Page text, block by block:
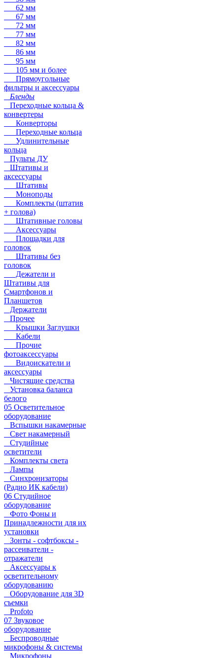
62 мм
67 мм
72 мм
77 мм
82 мм
86 мм
95 мм
105 мм и более
Прямоугольные
фильтры и аксессуары
Бленды
Переходные кольца &
конвертеры
Конверторы
Переходные кольца
Удлинительные
кольца
Пульты ДУ
Штативы и
аксессуары
Штативы
Моноподы
Комплекты (штатив
+ голова)
Штативные головы
Аксессуары
Площадки для
головок
Штативы без
головок
Дежатели и
Штативы для
Смартфонов и
Планшетов
Держатели
Прочее
Крышки Заглушки
Кабели
Прочие
фотоаксессуары
Видоискатели и
аксессуары
Чистящие средства
Установка баланса
белого
05 Осветительное
оборудование
Вспышки накамерные
Свет накамерный
Студийные
осветители
Комплекты света
Лампы
Синхронизаторы
(Радио ИК кабели)
06 Студийное
оборудование
Фото Фоны и
Принадлежности для их
установки
Зонты - софтбоксы -
рассеиватели -
отражатели
Аксессуары к
осветительному
оборудованию
Оборудование для 3D
съемки
Profoto
07 Звуковое
оборудование
Беспроводные
микрофоны & системы
Микрофоны